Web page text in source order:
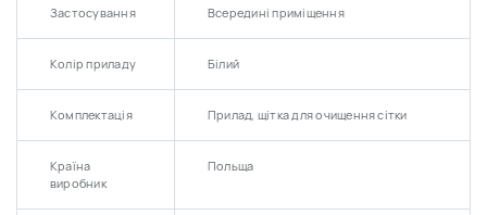
Застосування Всередині приміщення
Колір приладу Білий
Комплектація Прилад, щітка для очищення сітки
Країна
виробник
Польща